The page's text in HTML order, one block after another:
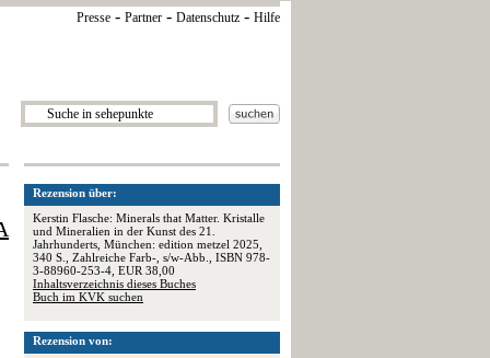
Presse - Partner - Datenschutz - Hilfe
Rezension über:
Kerstin Flasche: Minerals that Matter. Kristalle
und Mineralien in der Kunst des 21.
Jahrhunderts, München: edition metzel 2025,
340 S., Zahlreiche Farb-, s/w-Abb., ISBN 978-
3-88960-253-4, EUR 38,00
Inhaltsverzeichnis dieses Buches
Buch im KVK suchen
Rezension von: